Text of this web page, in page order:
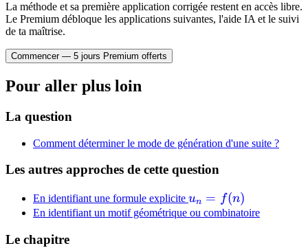
La méthode et sa première application corrigée restent en accès libre.
Le Premium débloque les applications suivantes, l'aide IA et le suivi
de ta maîtrise.
Commencer — 5 jours Premium offerts
Pour aller plus loin
La question
Comment déterminer le mode de génération d'une suite ?
Les autres approches de cette question
En identifiant une formule explicite u_n
=
un = f(n)
En identifiant un motif géométrique ou combinatoire
Le chapitre